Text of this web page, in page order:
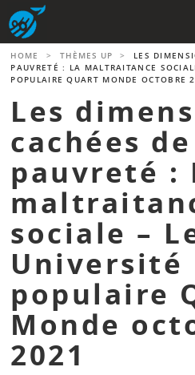
Aller
au
contenu
principal
HOME > THÈMES UP >
LES
PAUVRETÉ : LA MALTRAITANCE
POPULAIRE QUART MONDE OCTOBRE
Les
cachées
pauvreté :
sociale –
Université
populaire
Monde
2021